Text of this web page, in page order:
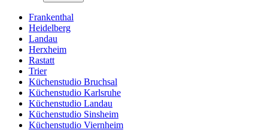
Frankenthal
Heidelberg
Landau
Herxheim
Rastatt
Trier
Küchenstudio Bruchsal
Küchenstudio Karlsruhe
Küchenstudio Landau
Küchenstudio Sinsheim
Küchenstudio Viernheim